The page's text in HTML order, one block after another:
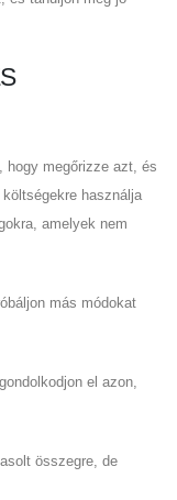
hogy megőrizze azt, és
használja
amelyek nem
más módokat
el azon,
összegre, de